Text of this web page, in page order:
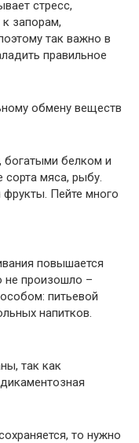
стресс,
запорам,
так важно в
правильное
обмену веществ
богатыми белком и
сорта мяса, рыбу.
Пейте много
повышается
не произошло –
питьевой
напитков.
так как
то нужно